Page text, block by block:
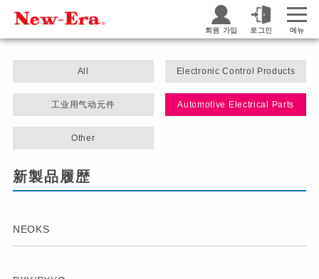
회원 가입 로그인 메뉴
All Electronic Control Products
工业用气动元件 Automotive Electrical Parts
Other
新製品履歴
NEOKS